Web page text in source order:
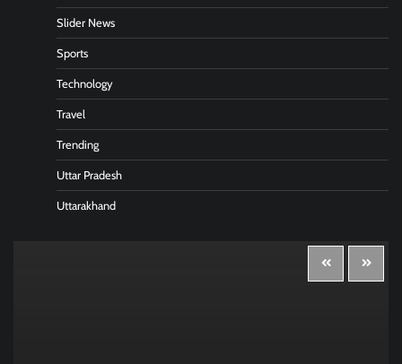
Slider News
Sports
Technology
Travel
Trending
Uttar Pradesh
Uttarakhand